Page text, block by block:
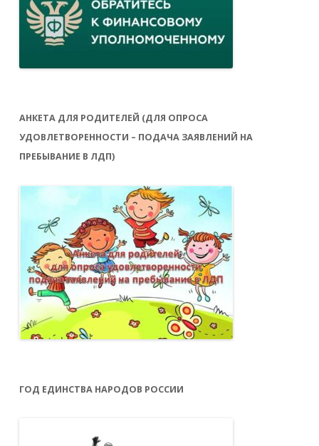
АНКЕТА ДЛЯ РОДИТЕЛЕЙ (ДЛЯ ОПРОСА
УДОВЛЕТВОРЕННОСТИ – ПОДАЧА ЗАЯВЛЕНИЙ НА
ПРЕБЫВАНИЕ В ЛДП)
ГОД ЕДИНСТВА НАРОДОВ РОССИИ